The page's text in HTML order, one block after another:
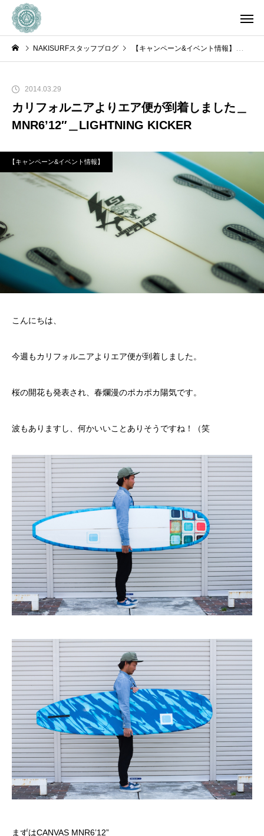
NAKISURFスタッフブログ 【キャンペーン&イベント情報】
2014.03.29
カリフォルニアよりエア便が到着しました＿
MNR6’12″＿LIGHTNING KICKER
【キャンペーン&イベント情報】
こんにちは、
今週もカリフォルニアよりエア便が到着しました。
桜の開花も発表され、春爛漫のポカポカ陽気です。
波もありますし、何かいいことありそうですね！（笑
まずはCANVAS MNR6’12”